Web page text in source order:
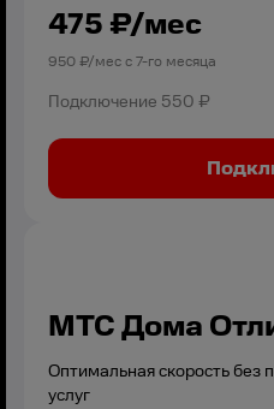
475 ₽/мес
950₽/мес с7-го месяца
Подключение 550 ₽
МТС Дома
Оптимальная скорость без
услуг